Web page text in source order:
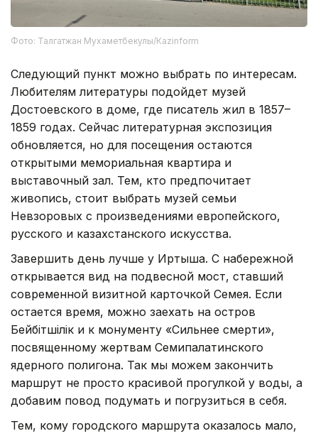
Фото: Талгатжан Мухаметбекулы/Кazinform
Следующий пункт можно выбрать по интересам.
Любителям литературы подойдет музей
Достоевского в доме, где писатель жил в 1857–
1859 годах. Сейчас литературная экспозиция
обновляется, но для посещения остаются
открытыми мемориальная квартира и
выставочный зал. Тем, кто предпочитает
живопись, стоит выбрать музей семьи
Невзоровых с произведениями европейского,
русского и казахстанского искусства.
Завершить день лучше у Иртыша. С набережной
открывается вид на подвесной мост, ставший
современной визитной карточкой Семея. Если
остается время, можно заехать на остров
Бейбітшілік и к монументу «Сильнее смерти»,
посвященному жертвам Семипалатинского
ядерного полигона. Так мы можем закончить
маршрут не просто красивой прогулкой у воды, а
добавим повод подумать и погрузиться в себя.
Тем, кому городского маршрута оказалось мало,